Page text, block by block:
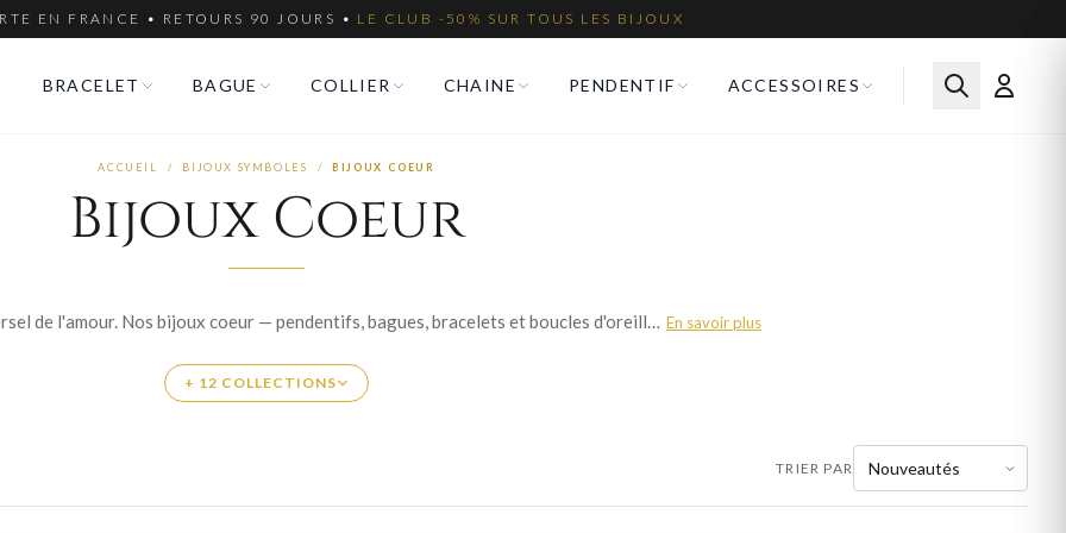
EN FRANCE • RETOURS 90 JOURS • LE CLUB -50% SUR TOUS LES BIJOUX
BRACELET BAGUE COLLIER CHAINE PENDENTIF ACCESSOIRES
ACCUEIL / BIJOUX SYMBOLES / BIJOUX COEUR
Bijoux Coeur
Le coeur est le symbole universel de l'amour. Nos bijoux coeur — pendentifs, bagues, bracelets et boucles d'oreilles — sont parfaits pour déclarer votre amour ou offrir un cadeau sentimental. Plus de 780 modèles en or, argent et plaqué or. Livraison offerte en France. En savoir plus
+ 12 COLLECTIONS
TRIER PAR